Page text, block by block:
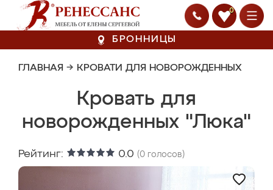
0
БРОННИЦЫ
ГЛАВНАЯ → КРОВАТИ ДЛЯ НОВОРОЖДЕННЫХ
Кровать для
новорожденных "Люка"
Рейтинг: 0.0 (0 голосов)